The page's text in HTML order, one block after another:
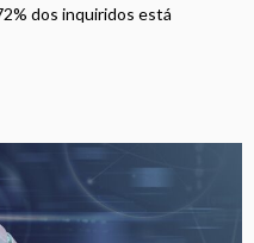
dos inquiridos está